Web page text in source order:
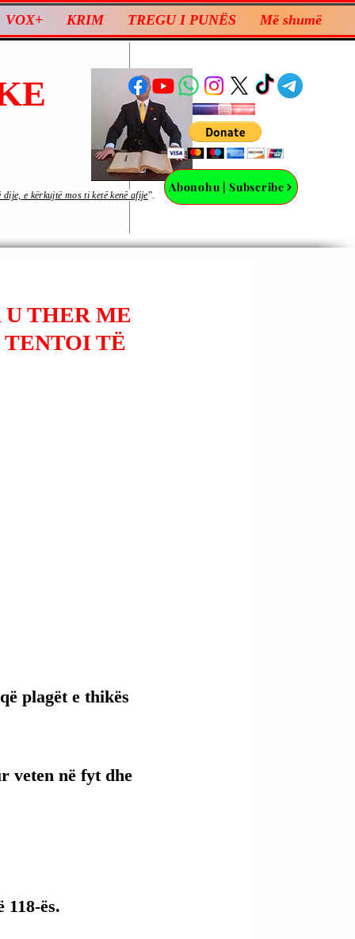
VOX+ KRIM TREGU I PUNËS Më shumë
Abonohu | Subscribe
e kërkujtë mos ti ketë kenë afije”.
THER ME
TË
plagët e thikës
veten në fyt dhe
ës.